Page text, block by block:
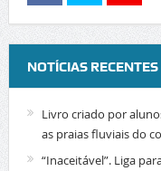
NOTÍCIAS RECENTES
Livro criado por
as praias fluviais do
“Inaceitável”. Liga